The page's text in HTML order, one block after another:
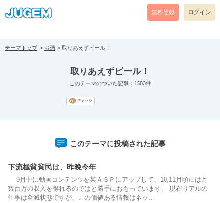
[pear_error: message="Success" code=0 mode=return level=notice
prefix="" info=""]
無料登録 ログイン
テーマトップ お酒 取りあえずビール！
取りあえずビール！
このテーマのついた記事：1503件
このテーマに投稿された記事
下流極貧貧民は、昨晩今年...
9月中に動画コンテンツを某ＡＳＰにアップして、10,11月頃には月
数百万の収入を得れるのではと勝手におもっています。 現在リアルの
仕事は全滅状態ですが、この価値ある情報はネッ...